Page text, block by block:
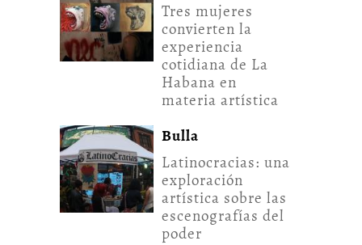
Tres mujeres
convierten la
experiencia
cotidiana de La
Habana en
materia artística
Bulla
Latinocracias: una
exploración
artística sobre las
escenografías del
poder